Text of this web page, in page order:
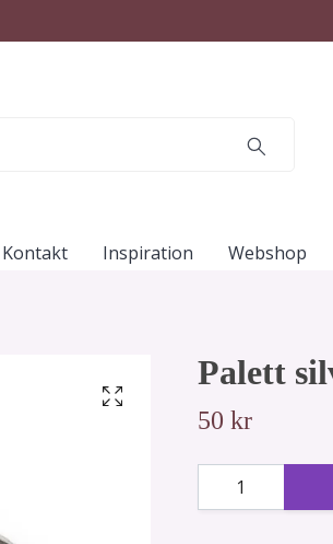
Kontakt Inspiration Webshop
Palett
50 kr